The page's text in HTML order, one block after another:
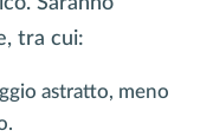
tra cui:
astratto, meno